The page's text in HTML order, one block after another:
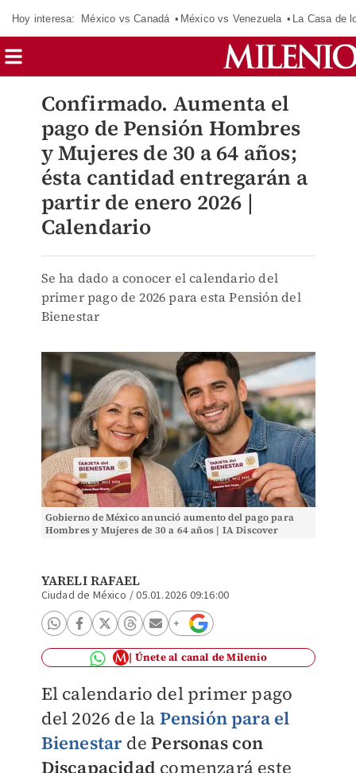
Hoy interesa: México vs Canadá México vs Venezuela La Casa de
Confirmado. Aumenta el
pago de Pensión Hombres
y Mujeres de 30 a 64 años;
ésta cantidad entregarán a
partir de enero 2026 |
Calendario
Se ha dado a conocer el calendario del
primer pago de 2026 para esta Pensión del
Bienestar
Gobierno de México anunció aumento del pago para
Hombres y Mujeres de 30 a 64 años | IA Discover
YARELI RAFAEL
Ciudad de México /05.01.2026 09:16:00
Únete al canal de Milenio
El calendario del primer pago
del 2026 de la Pensión para el
BienestardePersonas con
Discapacidad comenzará este